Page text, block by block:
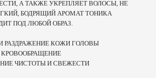
А ТАКЖЕ УКРЕПЛЯЕТ ВОЛОСЫ, НЕ
БОДРЯЩИЙ АРОМАТ ТОНИКА
ПОД ЛЮБОЙ ОБРАЗ.
РАЗДРАЖЕНИЕ КОЖИ ГОЛОВЫ
ЧИСТОТЫ И СВЕЖЕСТИ